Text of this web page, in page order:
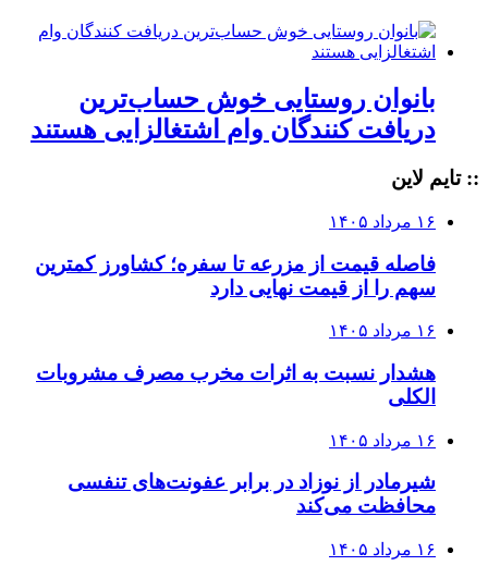
بانوان روستایی خوش حساب‌ترین
دریافت کنندگان وام‌ اشتغالزایی هستند
:: تایم لاین
۱۶ مرداد ۱۴۰۵
فاصله قیمت از مزرعه تا سفره؛ کشاورز کمترین
سهم را از قیمت نهایی دارد
۱۶ مرداد ۱۴۰۵
هشدار نسبت به اثرات مخرب مصرف مشروبات
الکلی
۱۶ مرداد ۱۴۰۵
شیرمادر از نوزاد در برابر عفونت‌های تنفسی
محافظت می‌کند
۱۶ مرداد ۱۴۰۵